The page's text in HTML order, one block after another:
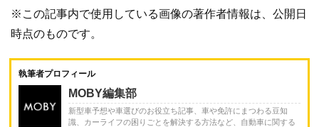
※この記事内で使用している画像の著作者情報は、公開日
時点のものです。
執筆者プロフィール
MOBY編集部
新型車予想や車選びのお役立ち記事、車や免許にまつわる豆知
識、カーライフの困りごとを解決する方法など、自動車に関する